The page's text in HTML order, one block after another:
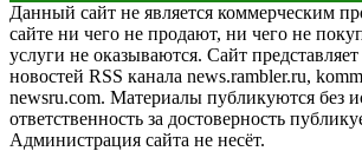
Данный сайт не является коммерческим
сайте ни чего не продают, ни чего не
услуги не оказываются. Сайт
новостей RSS канала news.rambler.ru,
newsru.com. Материалы публикуются без
ответственность за достоверность
Администрация сайта не несёт.